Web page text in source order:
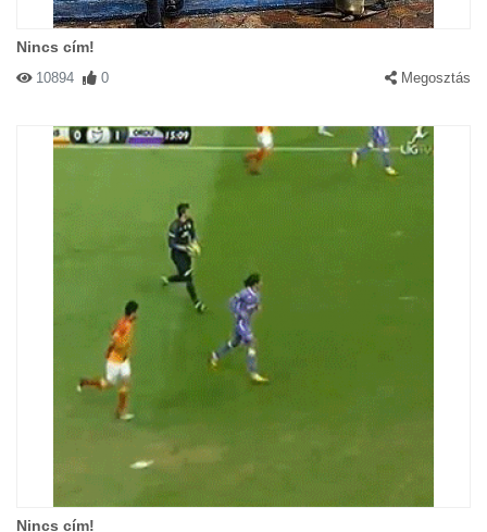
Nincs cím!
10894 0 Megosztás
Nincs cím!